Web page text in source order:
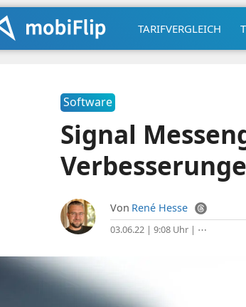
TARIFVERGLEICH
Software
Signal
Von René Hesse
03.06.22 | 9:08 Uhr| ⋯